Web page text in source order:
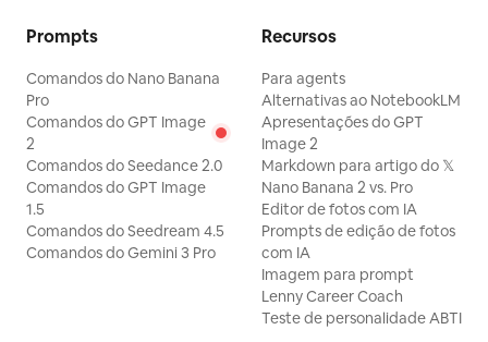
Prompts
Comandos do Nano Banana
Pro
Comandos do GPT Image
2
Comandos do Seedance 2.0
Comandos do GPT Image
1.5
Comandos do Seedream 4.5
Comandos do Gemini 3 Pro
Recursos
Para agents
Alternativas ao NotebookLM
Apresentações do GPT
Image 2
Markdown para artigo do 𝕏
Nano Banana 2 vs. Pro
Editor de fotos com IA
Prompts de edição de fotos
com IA
Imagem para prompt
Lenny Career Coach
Teste de personalidade ABTI